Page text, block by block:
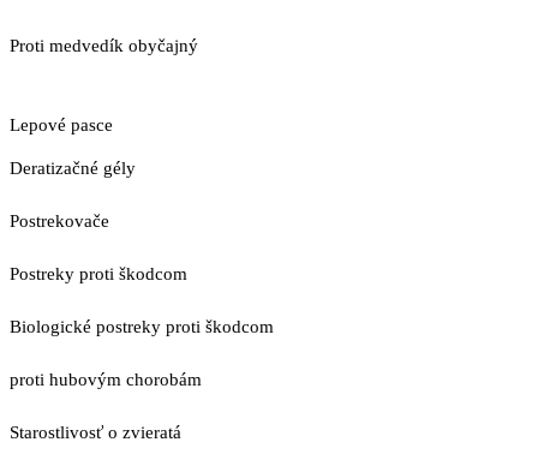
Proti medvedík obyčajný
Lepové pasce
Deratizačné gély
Postrekovače
Postreky proti škodcom
Biologické postreky proti škodcom
proti hubovým chorobám
Starostlivosť o zvieratá